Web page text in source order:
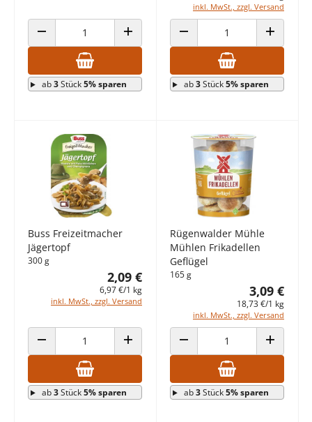
ANZAHL VERRINGERN ANZAHL ERHÖHEN
ab3Stück5% sparen
inkl. MwSt., zzgl. Versand
ANZAHL VERRINGERN ANZAHL
ab3Stück5% sparen
Buss Freizeitmacher
Jägertopf
300 g
2,09 €
6,97 €/1 kg
inkl. MwSt., zzgl. Versand
ANZAHL VERRINGERN ANZAHL ERHÖHEN
ab3Stück5% sparen
Rügenwalder Mühle
Mühlen Frikadellen
Geflügel
165 g
3,09 €
18,73 €/1 kg
inkl. MwSt., zzgl. Versand
ANZAHL VERRINGERN ANZAHL
ab3Stück5% sparen